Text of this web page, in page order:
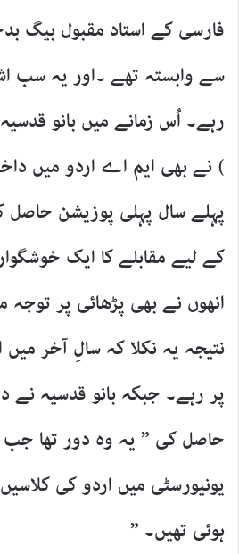
فارسی کے استاد مقبول بیگ
سے وابستہ تھے ۔اور یہ سب
رہے۔ اُس زمانے میں بانو
) نے بھی ایم اے اردو میں
پہلے سال پہلی پوزیشن حاصل
کے لیے مقابلے کا ایک
انھوں نے بھی پڑھائی پر
نتیجہ یہ نکلا کہ سالِ آخر میں
پر رہے۔ جبکہ بانو قدسیہ نے
حاصل کی ” یہ وہ دور تھا جب
یونیورسٹی میں اردو کی
ہوئی تھیں۔ ”